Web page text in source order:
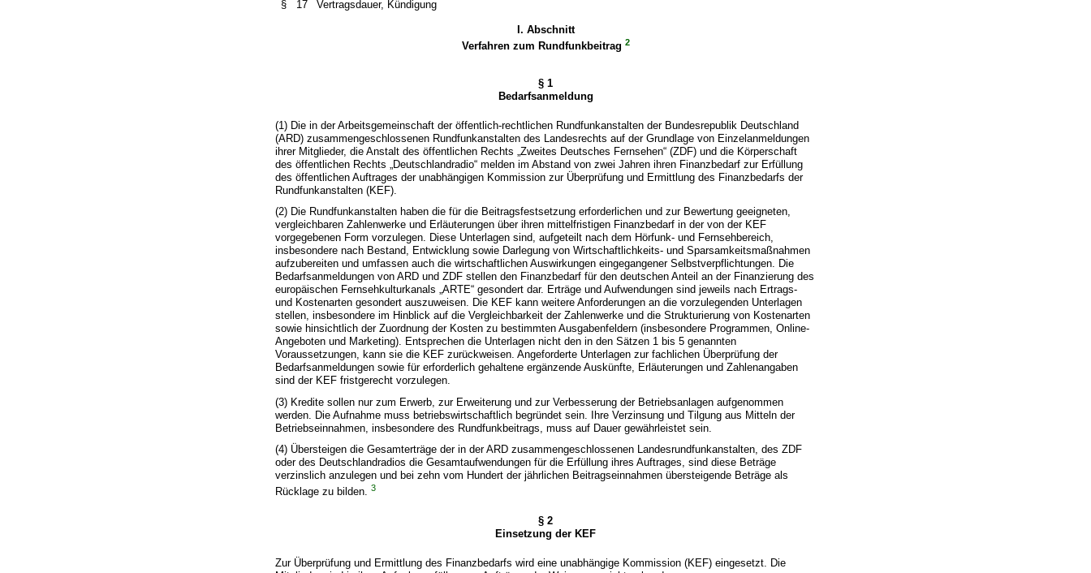
§ 17
Vertragsdauer, Kündigung
I. Abschnitt
Verfahren zum Rundfunkbeitrag 2
§ 1
Bedarfsanmeldung
(1) Die in der Arbeitsgemeinschaft der öffentlich-rechtlichen Rundfunkanstalten der Bundesrepublik Deutschland
(ARD) zusammengeschlossenen Rundfunkanstalten des Landesrechts auf der Grundlage von Einzelanmeldungen
ihrer Mitglieder, die Anstalt des öffentlichen Rechts „Zweites Deutsches Fernsehen“ (ZDF) und die Körperschaft
des öffentlichen Rechts „Deutschlandradio“ melden im Abstand von zwei Jahren ihren Finanzbedarf zur Erfüllung
des öffentlichen Auftrages der unabhängigen Kommission zur Überprüfung und Ermittlung des Finanzbedarfs der
Rundfunkanstalten (KEF).
(2) Die Rundfunkanstalten haben die für die Beitragsfestsetzung erforderlichen und zur Bewertung geeigneten,
vergleichbaren Zahlenwerke und Erläuterungen über ihren mittelfristigen Finanzbedarf in der von der KEF
vorgegebenen Form vorzulegen. Diese Unterlagen sind, aufgeteilt nach dem Hörfunk- und Fernsehbereich,
insbesondere nach Bestand, Entwicklung sowie Darlegung von Wirtschaftlichkeits- und Sparsamkeitsmaßnahmen
aufzubereiten und umfassen auch die wirtschaftlichen Auswirkungen eingegangener Selbstverpflichtungen. Die
Bedarfsanmeldungen von ARD und ZDF stellen den Finanzbedarf für den deutschen Anteil an der Finanzierung des
europäischen Fernsehkulturkanals „ARTE“ gesondert dar. Erträge und Aufwendungen sind jeweils nach Ertrags-
und Kostenarten gesondert auszuweisen. Die KEF kann weitere Anforderungen an die vorzulegenden Unterlagen
stellen, insbesondere im Hinblick auf die Vergleichbarkeit der Zahlenwerke und die Strukturierung von Kostenarten
sowie hinsichtlich der Zuordnung der Kosten zu bestimmten Ausgabenfeldern (insbesondere Programmen, Online-
Angeboten und Marketing). Entsprechen die Unterlagen nicht den in den Sätzen 1 bis 5 genannten
Voraussetzungen, kann sie die KEF zurückweisen. Angeforderte Unterlagen zur fachlichen Überprüfung der
Bedarfsanmeldungen sowie für erforderlich gehaltene ergänzende Auskünfte, Erläuterungen und Zahlenangaben
sind der KEF fristgerecht vorzulegen.
(3) Kredite sollen nur zum Erwerb, zur Erweiterung und zur Verbesserung der Betriebsanlagen aufgenommen
werden. Die Aufnahme muss betriebswirtschaftlich begründet sein. Ihre Verzinsung und Tilgung aus Mitteln der
Betriebseinnahmen, insbesondere des Rundfunkbeitrags, muss auf Dauer gewährleistet sein.
(4) Übersteigen die Gesamterträge der in der ARD zusammengeschlossenen Landesrundfunkanstalten, des ZDF
oder des Deutschlandradios die Gesamtaufwendungen für die Erfüllung ihres Auftrages, sind diese Beträge
verzinslich anzulegen und bei zehn vom Hundert der jährlichen Beitragseinnahmen übersteigende Beträge als
Rücklage zu bilden.3
§ 2
Einsetzung der KEF
Zur Überprüfung und Ermittlung des Finanzbedarfs wird eine unabhängige Kommission (KEF) eingesetzt. Die